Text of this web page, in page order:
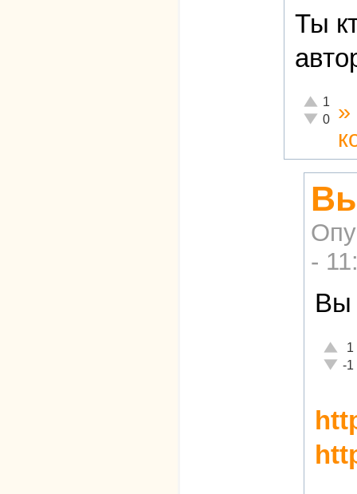
Ты
Отлично!
1
0
»
-
Вы
1
-1